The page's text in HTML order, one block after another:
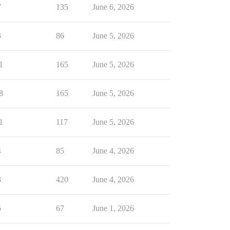
135 June 6, 2026
86 June 5, 2026
165 June 5, 2026
165 June 5, 2026
117 June 5, 2026
85 June 4, 2026
420 June 4, 2026
67 June 1, 2026